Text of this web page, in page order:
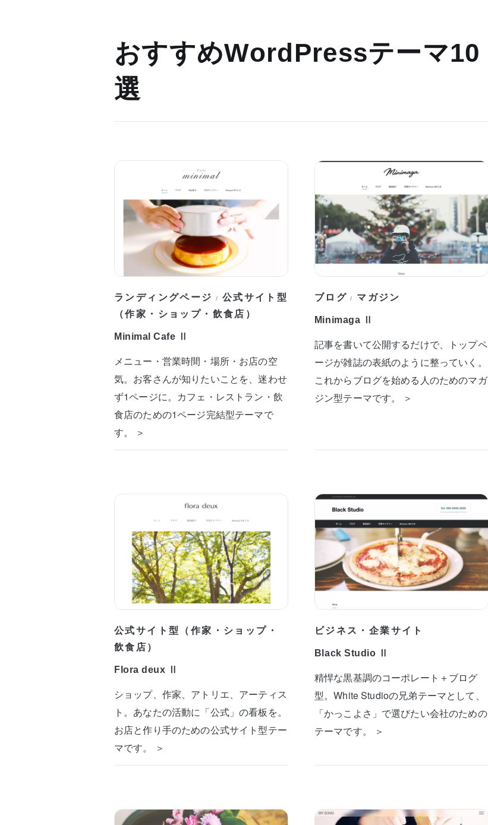
おすすめWordPressテーマ10
選
ランディングページ / 公式サイト型
（作家・ショップ・飲食店）
Minimal Cafe Ⅱ
メニュー・営業時間・場所・お店の空
気。お客さんが知りたいことを、迷わせ
ず1ページに。カフェ・レストラン・飲
食店のための1ページ完結型テーマで
す。 ＞
ブログ / マガジン
Minimaga Ⅱ
記事を書いて公開するだけで、トップペ
ージが雑誌の表紙のように整っていく。
これからブログを始める人のためのマガ
ジン型テーマです。 ＞
公式サイト型（作家・ショップ・
飲食店）
Flora deux Ⅱ
ショップ、作家、アトリエ、アーティス
ト。あなたの活動に「公式」の看板を。
お店と作り手のための公式サイト型テー
マです。 ＞
ビジネス・企業サイト
Black Studio Ⅱ
精悍な黒基調のコーポレート＋ブログ
型。White Studioの兄弟テーマとして、
「かっこよさ」で選びたい会社のための
テーマです。 ＞